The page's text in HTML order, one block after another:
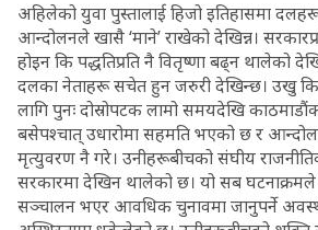
अहिलेको युवा पुस्तालाई हिजो इतिहासमा
आन्दोलनले खासै ‘माने’ राखेको देखिन्न।
होइन कि पद्धतिप्रति नै वितृष्णा बढ्न थालेको
दलका नेताहरू सचेत हुन जरुरी देखिन्छ। उखु
लागि पुनः दोस्रोपटक लामो समयदेखि
बसेपश्चात् उधारोमा सहमति भएको छ र
मृत्युवरण नै गरे। उनीहरूबीचको संघीय
सरकारमा देखिन थालेको छ। यो सब
सञ्चालन भएर आवधिक चुनावमा जानुपर्ने